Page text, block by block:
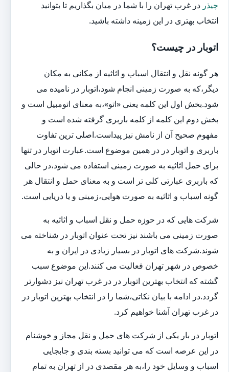
چیذر در غرب تهران را با شما در میان بگذاریم تا بتوانید
انتخاب بهتری در این زمینه داشته باشید.
اتوبار در چیست؟
هر گونه نقل و انتقال اسباب و اثاثیه از مکانی به مکان
دیگر،که به صورت زمینی انجام شود،اتوبار در نامیده می
شود.بخش اول این کلمه یعنی «اتو»،به معنای اتومبیل است و
بخش دوم این کلمه از کلمه باربری گرفته شده است و
مفهوم صحیح آن از نامش نیز پیداست.اصلی ترین تفاوت
باربری و اتوبار در در همین موضوع است.عبارت اتوبار در تنها
برای حمل اثاثیه به صورت زمینی استفاده می شود،در حالی
که باربری عبارتی کلی تر است و به معنای حمل و انتقال هر
گونه اسباب و اثاثیه به صورت هوایی،زمینی و یا دریایی است.
شرکت هایی که در حوزه حمل و نقل اسباب و اثاثیه به
صورت زمینی می باشند نیز تحت عنوان اتوبار در شناخته می
شوند.شرکت های اتوبار در بسیار زیادی در ایران و به
خصوص در شهر تهران فعالیت می کنند.این موضوع سبب
گشته که انتخاب بهترین اتوبار در در غرب تهران نیز دشوارتر
گردد.در ادامه با بیان نکاتی،شما را در انتخاب بهترین اتوبار در
در غرب تهران آشنا خواهیم کرد.
اتوبار در بار یکی از شرکت های حمل و نقل مجاز و خوشنام
در این عرصه است که می توانید بسته بندی و جابجایی
اسباب و وسایل خود را،به هر مقصدی در از تهران به تمام